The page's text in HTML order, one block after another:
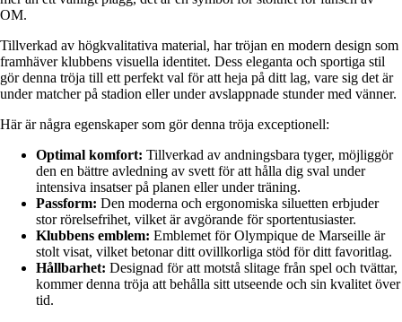
OM.
Tillverkad av högkvalitativa material, har tröjan en modern design som
framhäver klubbens visuella identitet. Dess eleganta och sportiga stil
gör denna tröja till ett perfekt val för att heja på ditt lag, vare sig det är
under matcher på stadion eller under avslappnade stunder med vänner.
Här är några egenskaper som gör denna tröja exceptionell:
Optimal komfort: Tillverkad av andningsbara tyger, möjliggör
den en bättre avledning av svett för att hålla dig sval under
intensiva insatser på planen eller under träning.
Passform: Den moderna och ergonomiska siluetten erbjuder
stor rörelsefrihet, vilket är avgörande för sportentusiaster.
Klubbens emblem: Emblemet för Olympique de Marseille är
stolt visat, vilket betonar ditt ovillkorliga stöd för ditt favoritlag.
Hållbarhet: Designad för att motstå slitage från spel och tvättar,
kommer denna tröja att behålla sitt utseende och sin kvalitet över
tid.